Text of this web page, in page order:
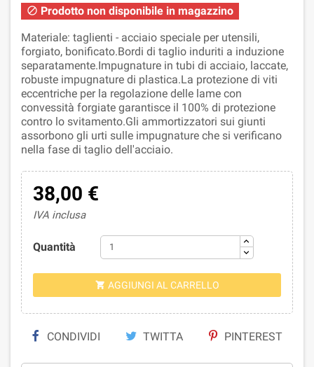
 Prodotto non disponibile in magazzino
Materiale: taglienti - acciaio speciale per utensili,
forgiato, bonificato.Bordi di taglio induriti a induzione
separatamente.Impugnature in tubi di acciaio, laccate,
robuste impugnature di plastica.La protezione di viti
eccentriche per la regolazione delle lame con
convessità forgiate garantisce il 100% di protezione
contro lo svitamento.Gli ammortizzatori sui giunti
assorbono gli urti sulle impugnature che si verificano
nella fase di taglio dell'acciaio.
38,00 €
IVA inclusa
Quantità
 AGGIUNGI AL CARRELLO
CONDIVIDI TWITTA PINTEREST